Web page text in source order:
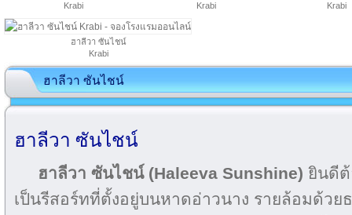
Krabi
Krabi
Krabi
ฮาลีวา ซันไชน์
Krabi
ฮาลีวา ซันไชน์
ฮาลีวา ซันไชน์
ฮาลีวา ซันไชน์ (Haleeva Sunshine) ยินดีต้
เป็นรีสอร์ทที่ตั้งอยู่บนหาดอ่าวนาง รายล้อมด้วย